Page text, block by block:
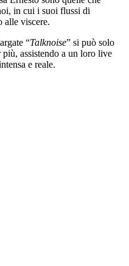
in cui i suoi flussi di
alle viscere.
“Talknoise” si può solo
assistendo a un loro live
e reale.